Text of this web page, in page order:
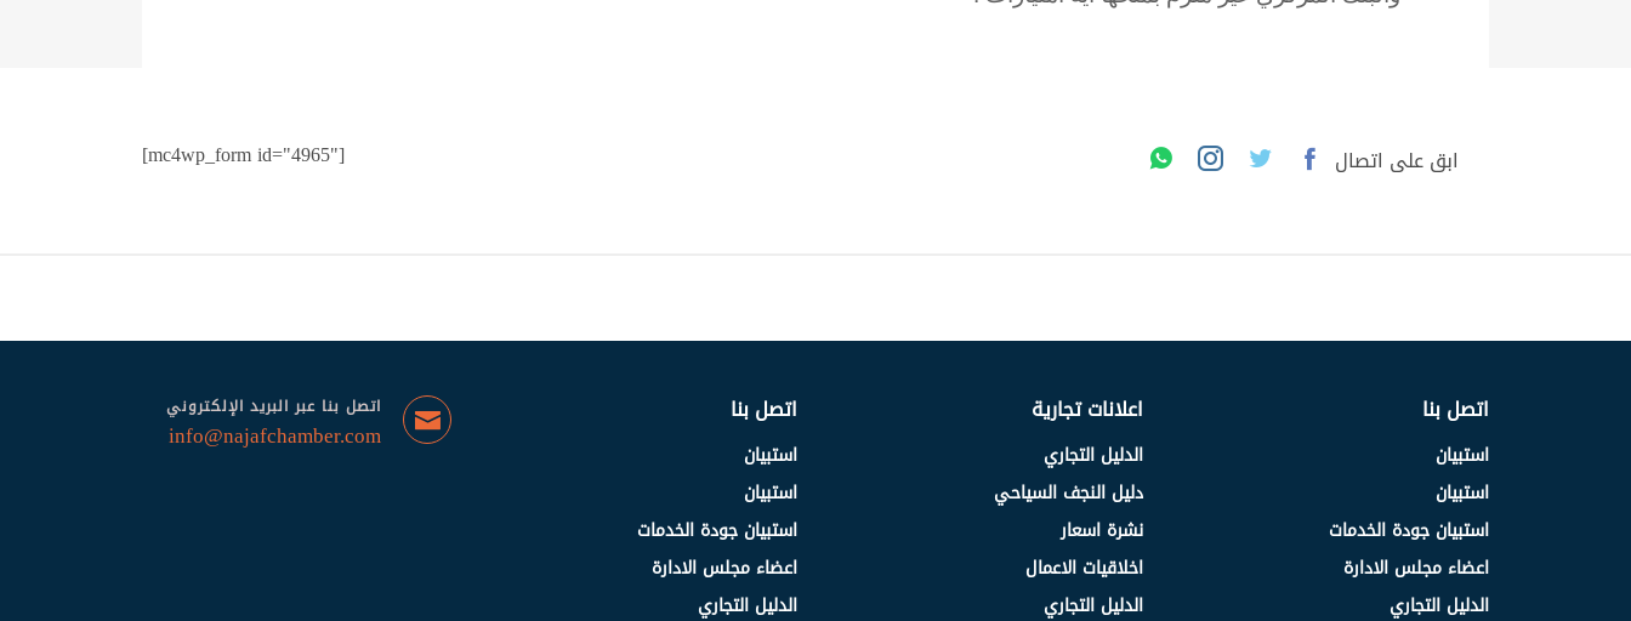
ابق على اتصال [mc4wp_form id="4965"]
اتصل بنا
استبيان
استبيان
استبيان جودة الخدمات
اعضاء مجلس الادارة
الدليل التجاري
اعلانات تجارية
الدليل التجاري
دليل النجف السياحي
نشرة اسعار
اخلاقيات الاعمال
الدليل التجاري
اتصل بنا
استبيان
استبيان
استبيان جودة الخدمات
اعضاء مجلس الادارة
الدليل التجاري
اتصل بنا عبر البريد الإلكتروني
info@najafchamber.com